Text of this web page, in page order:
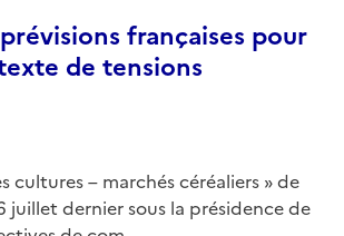
françaises pour
de tensions
cultures – marchés céréaliers » de
juillet dernier sous la présidence de